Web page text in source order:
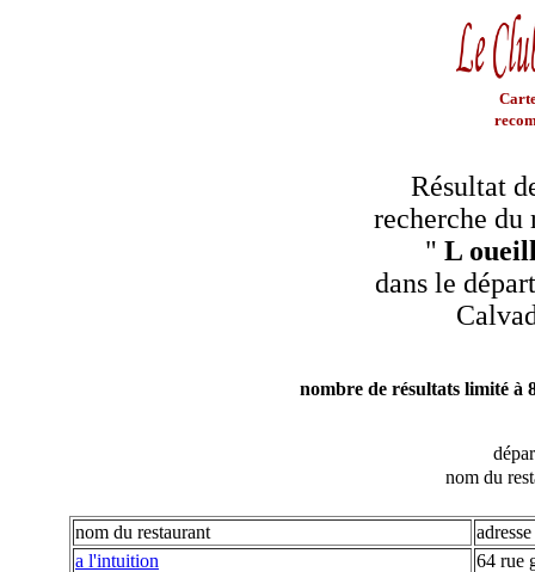
Résultat
recherche du
" L
dans le
nombre de résultats limité à
nom du
nom du restaurant
adresse
a l'intuition
64 rue